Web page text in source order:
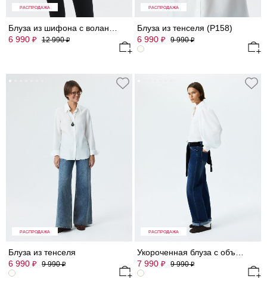
РАСПРОДАЖА
6 990 ₽ 12 990₽
РАСПРОДАЖА
Блуза из тенселя (Р158)
6 990 ₽ 9 990₽
РАСПРОДАЖА
Блуза из тенселя
6 990 ₽ 9 990₽
РАСПРОДАЖА
7 990 ₽ 9 990₽